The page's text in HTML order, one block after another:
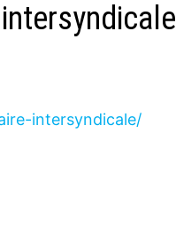
intersyndicale/